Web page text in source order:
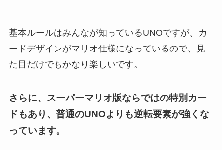
基本ルールはみんなが知っているUNOですが、カ
ードデザインがマリオ仕様になっているので、見
た目だけでもかなり楽しいです。
さらに、スーパーマリオ版ならではの特別カー
ドもあり、普通のUNOよりも逆転要素が強くな
っています。